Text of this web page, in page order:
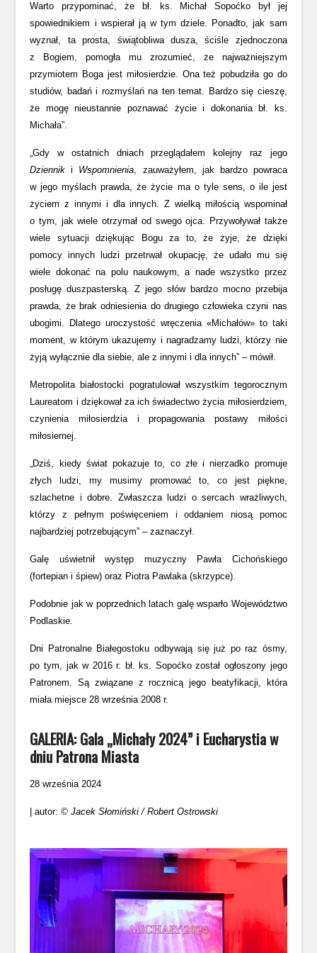
Warto przypominać, że bł. ks. Michał Sopoćko był jej
spowiednikiem i wspierał ją w tym dziele. Ponadto, jak sam
wyznał, ta prosta, świątobliwa dusza, ściśle zjednoczona
z Bogiem, pomogła mu zrozumieć, że najważniejszym
przymiotem Boga jest miłosierdzie. Ona też pobudziła go do
studiów, badań i rozmyślań na ten temat. Bardzo się cieszę,
że mogę nieustannie poznawać życie i dokonania bł. ks.
Michała”.
„Gdy w ostatnich dniach przeglądałem kolejny raz jego
Dziennik i Wspomnienia, zauważyłem, jak bardzo powraca
w jego myślach prawda, że życie ma o tyle sens, o ile jest
życiem z innymi i dla innych. Z wielką miłością wspominał
o tym, jak wiele otrzymał od swego ojca. Przywoływał także
wiele sytuacji dziękując Bogu za to, że żyje, że dzięki
pomocy innych ludzi przetrwał okupację, że udało mu się
wiele dokonać na polu naukowym, a nade wszystko przez
posługę duszpasterską. Z jego słów bardzo mocno przebija
prawda, że brak odniesienia do drugiego człowieka czyni nas
ubogimi. Dlatego uroczystość wręczenia «Michałów» to taki
moment, w którym ukazujemy i nagradzamy ludzi, którzy nie
żyją wyłącznie dla siebie, ale z innymi i dla innych” – mówił.
Metropolita białostocki pogratulował wszystkim tegorocznym
Laureatom i dziękował za ich świadectwo życia miłosierdziem,
czynienia miłosierdzia i propagowania postawy miłości
miłosiernej.
„Dziś, kiedy świat pokazuje to, co złe i nierzadko promuje
złych ludzi, my musimy promować to, co jest piękne,
szlachetne i dobre. Zwłaszcza ludzi o sercach wrażliwych,
którzy z pełnym poświęceniem i oddaniem niosą pomoc
najbardziej potrzebującym” – zaznaczył.
Galę uświetnił występ muzyczny Pawła Cichońskiego
(fortepian i śpiew) oraz Piotra Pawlaka (skrzypce).
Podobnie jak w poprzednich latach galę wsparło Województwo
Podlaskie.
Dni Patronalne Białegostoku odbywają się już po raz ósmy,
po tym, jak w 2016 r. bł. ks. Sopoćko został ogłoszony jego
Patronem. Są związane z rocznicą jego beatyfikacji, która
miała miejsce 28 września 2008 r.
GALERIA: Gala „Michały 2024” i Eucharystia w
dniu Patrona Miasta
28 września 2024
| autor:© Jacek Słomiński / Robert Ostrowski